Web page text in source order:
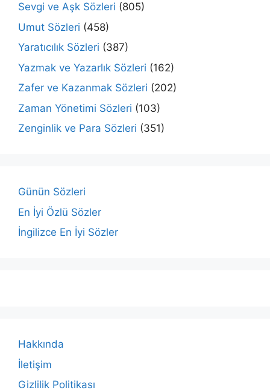
Sevgi ve Aşk Sözleri (805)
Umut Sözleri (458)
Yaratıcılık Sözleri (387)
Yazmak ve Yazarlık Sözleri (162)
Zafer ve Kazanmak Sözleri (202)
Zaman Yönetimi Sözleri (103)
Zenginlik ve Para Sözleri (351)
Günün Sözleri
En İyi Özlü Sözler
İngilizce En İyi Sözler
Hakkında
İletişim
Gizlilik Politikası